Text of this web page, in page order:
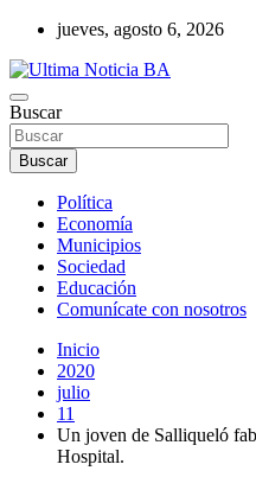
Saltar
contenido
jueves, agosto 6, 2026
Ultima Noticia BA
Últimas noticias de la provincia
Matanza en nuestro portal de
política, economía, sociedad y
Buscar
Buscar
Política
Economía
Municipios
Sociedad
Educación
Comunícate con nosotros
Inicio
2020
julio
11
Un joven de Salliqueló
Hospital.